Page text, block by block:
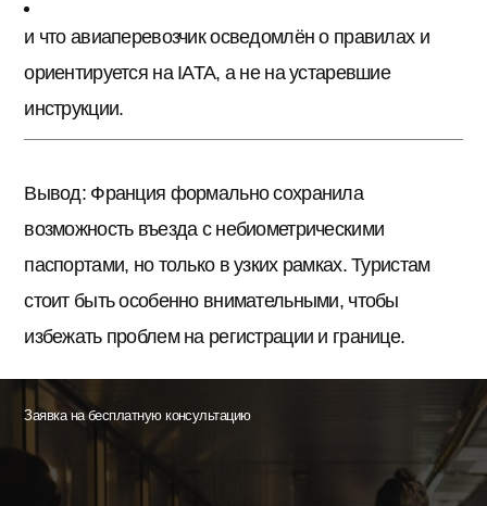
и что авиаперевозчик осведомлён о правилах и
ориентируется на IATA, а не на устаревшие
инструкции.
Вывод: Франция формально сохранила
возможность въезда с небиометрическими
паспортами, но только в узких рамках. Туристам
стоит быть особенно внимательными, чтобы
избежать проблем на регистрации и границе.
Заявка на бесплатную консультацию